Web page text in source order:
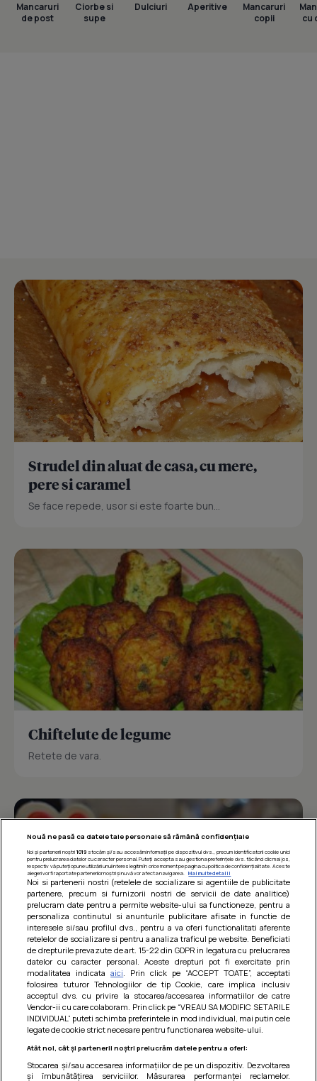
Mancaruri
de post
Ciorbe si
supe
Dulciuri Aperitive
Mancaruri
copii
cu
Strudel din aluat de casa, cu mere,
pere si caramel
Se face repede, usor si este foarte bun...
Chiftelute de legume
Retete de vara.
Barcute din vinete cu arpagic rosu
Un deliciu usor de preparat!
Nouă ne pasă ca datele tale personale să rămână confidențiale
Noi și partenerii noștri 1019stocăm și/sau accesăm informații pe dispozitivul dvs., precum identificatorii cookie unici
pentru prelucrarea datelor cu caracter personal. Puteți accepta sau gestiona preferințele dvs. făcând clic mai jos,
respectiv vă puteți opune utilizării unui interes legitim în orice moment pe pagina cu politica de confidențialitate. Aceste
alegeri vor fi raportate partenerilor noștri și nu vă vor afecta navigarea.
Mai multe detalii
Noi si partenerii nostri (retelele de socializare si agentiile de publicitate
partenere, precum si furnizorii nostri de servicii de date analitice)
prelucram date pentru a permite website-ului sa functioneze, pentru a
personaliza continutul si anunturile publicitare afisate in functie de
interesele si/sau profilul dvs., pentru a va oferi functionalitati aferente
retelelor de socializare si pentru a analiza traficul pe website. Beneficiati
de drepturile prevazute de art. 15-22 din GDPR in legatura cu prelucrarea
datelor cu caracter personal. Aceste drepturi pot fi exercitate prin
modalitatea indicataaici . Prin click pe “ACCEPT TOATE”, acceptati
folosirea tuturor Tehnologiilor de tip Cookie, care implica inclusiv
acceptul dvs. cu privire la stocarea/accesarea informatiilor de catre
Vendor-ii cu care colaboram. Prin click pe “VREAU SA MODIFIC SETARILE
INDIVIDUAL” puteti schimba preferintele in mod individual, mai putin cele
legate de cookie strict necesare pentru functionarea website-ului.
Atât noi, cât și partenerii noștri prelucrăm datele pentru a oferi:
Stocarea și/sau accesarea informațiilor de pe un dispozitiv. Dezvoltarea
și îmbunătățirea serviciilor. Măsurarea performanței reclamelor.